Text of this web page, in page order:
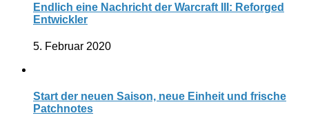
Endlich eine Nachricht der Warcraft III: Reforged
Entwickler
5. Februar 2020
Start der neuen Saison, neue Einheit und frische
Patchnotes